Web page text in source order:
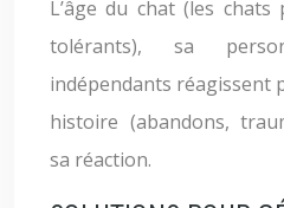
L’âge du chat (les
tolérants), sa
indépendants réagissent
histoire (abandons,
sa réaction.